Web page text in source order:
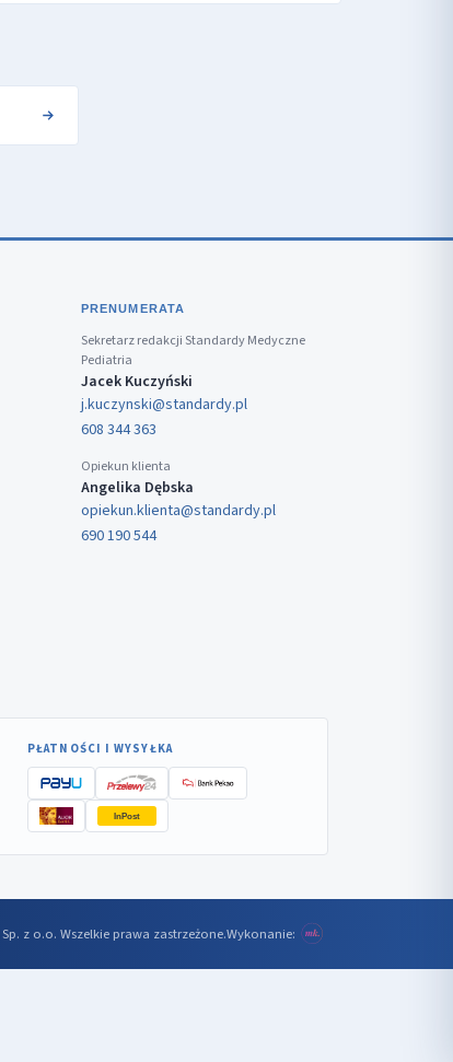
PRENUMERATA
Sekretarz redakcji Standardy Medyczne
Pediatria
Jacek Kuczyński
j.kuczynski@standardy.pl
608 344 363
Opiekun klienta
Angelika Dębska
opiekun.klienta@standardy.pl
690 190 544
PŁATNOŚCI I WYSYŁKA
InPost
z o.o. Wszelkie prawa zastrzeżone.Wykonanie: